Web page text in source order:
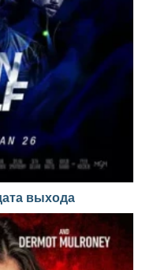
выхода